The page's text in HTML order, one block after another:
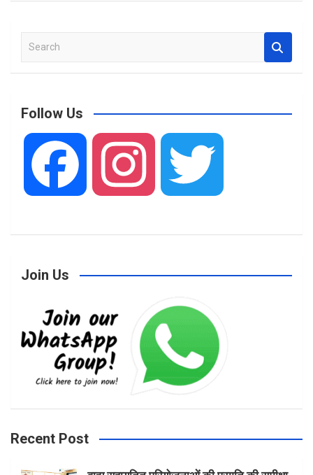
a
c
Follow Us
Join Us
Recent Post